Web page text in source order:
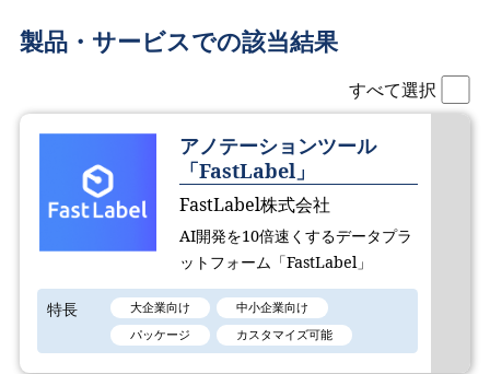
製品・サービスでの該当結果
すべて選択
アノテーションツール
「FastLabel」
FastLabel株式会社
AI開発を10倍速くするデータプラ
ットフォーム「FastLabel」
特長 大企業向け
中小企業向け
パッケージ
カスタマイズ可能